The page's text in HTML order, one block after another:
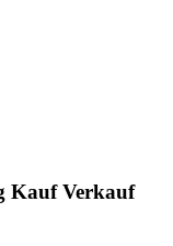
Kauf Verkauf